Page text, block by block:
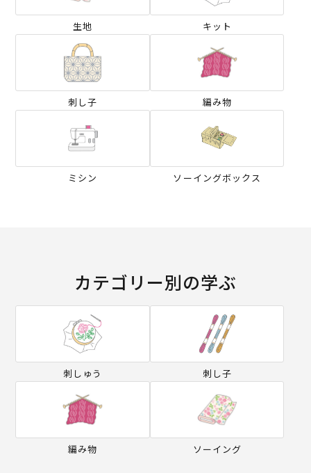
生地 キット
刺し子 編み物
ミシン ソーイングボックス
カテゴリー別の学ぶ
刺しゅう 刺し子
編み物 ソーイング